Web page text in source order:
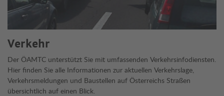
Verkehr
Der ÖAMTC unterstützt Sie mit umfassenden Verkehrsinfodiensten.
Hier finden Sie alle Informationen zur aktuellen Verkehrslage,
Verkehrsmeldungen und Baustellen auf Österreichs Straßen
übersichtlich auf einen Blick.